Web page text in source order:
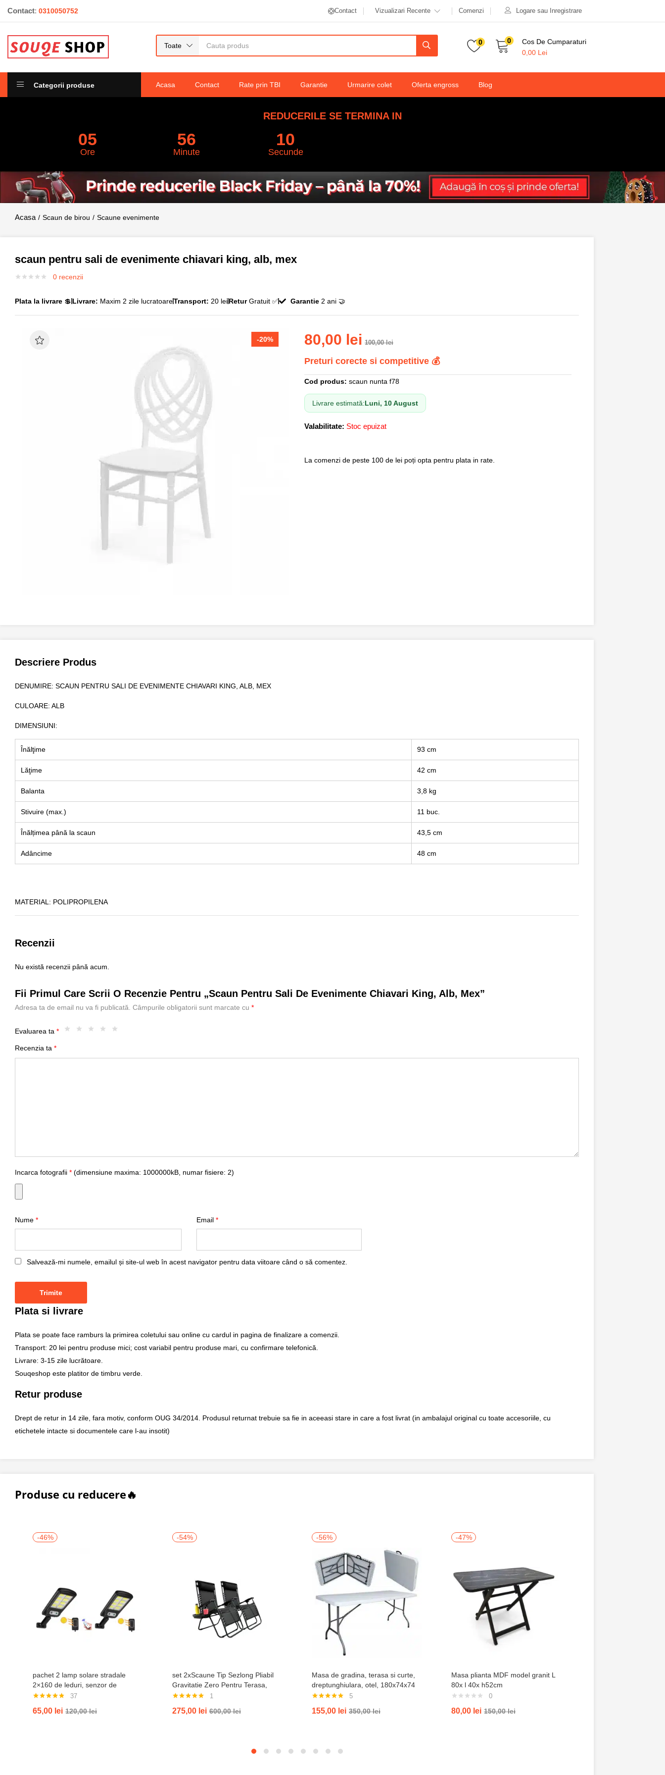
Contact: 0310050752 Contact Vizualizari Recente Comenzi Logare sau Inregistrare
Toate 0 0
Cos De Cumparaturi
0,00 Lei
Categorii produse Acasa Contact Rate prin TBI Garantie Urmarire colet Oferta engross Blog
REDUCERILE SE TERMINA IN
05
Ore
56
Minute
09
Secunde
scaun pentru sali de evenimente chiavari king, alb, mex
80,00
Valabilitate:Stoc epuizat
Scaun de birou Scaune evenimente
scaun pentru sali de evenimente chiavari king, alb, mex
0 recenzii
Plata la livrare 💲 Livrare: Maxim 2 zile lucratoareTransport: 20 leiReturGratuit ✅ Garantie2 ani 🤝
-20% 80,00 lei 100,00lei
Preturi corecte si competitive 💰
Cod produs: scaun nunta f78
Livrare estimată:Luni, 10 August
Valabilitate: Stoc epuizat
La comenzi de peste 100 de lei poți opta pentru plata in rate.
Descriere Produs
DENUMIRE: SCAUN PENTRU SALI DE EVENIMENTE CHIAVARI KING, ALB, MEX
CULOARE: ALB
DIMENSIUNI:
Înălţime 93 cm
Lăţime 42 cm
Balanta 3,8 kg
Stivuire (max.) 11 buc.
Înălțimea până la scaun 43,5 cm
Adâncime 48 cm
MATERIAL: POLIPROPILENA
Recenzii
Nu există recenzii până acum.
Fii Primul Care Scrii O Recenzie Pentru „scaun Pentru Sali De Evenimente Chiavari King, Alb, Mex”
Adresa ta de email nu va fi publicată. Câmpurile obligatorii sunt marcate cu *
Evaluarea ta *
Recenzia ta *
Incarca fotografii * (dimensiune maxima: 1000000kB, numar fisiere: 2)
Nume * Email *
Salvează-mi numele, emailul și site-ul web în acest navigator pentru data viitoare când o să comentez.
Plata si livrare
Plata se poate face ramburs la primirea coletului sau online cu cardul in pagina de finalizare a comenzii.
Transport: 20 lei pentru produse mici; cost variabil pentru produse mari, cu confirmare telefonică.
Livrare: 3-15 zile lucrătoare.
Souqeshop este platitor de timbru verde.
Retur produse
Drept de retur in 14 zile, fara motiv, conform OUG 34/2014. Produsul returnat trebuie sa fie in aceeasi stare in care a fost livrat (in ambalajul original cu toate accesoriile, cu
etichetele intacte si documentele care l-au insotit)
Produse cu reducere🔥
-46%
pachet 2 lamp solare stradale
2×160 de leduri, senzor de
miscare
4.76din 5
37
65,00 lei 120,00lei
-54%
set 2xScaune Tip Sezlong Pliabil
Gravitatie Zero Pentru Terasa,
Gradina Sau Plaja , Tetiera, Suport
5.00din 5
1
275,00 lei 600,00lei
-56%
Masa de gradina, terasa si curte,
dreptunghiulara, otel, 180x74x74
cm, alba
5.00din 5
5
155,00 lei 350,00lei
-47%
Masa plianta MDF model granit L
80x l 40x h52cm
0
80,00 lei 150,00lei